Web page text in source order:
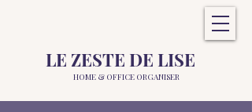
LE ZESTE DE LISE
HOME &OFFICE ORGANISER